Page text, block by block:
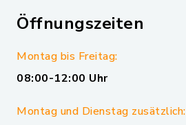
Öffnungszeiten
Montag bis Freitag:
08:00-12:00 Uhr
Montag und Dienstag zusätzlich: